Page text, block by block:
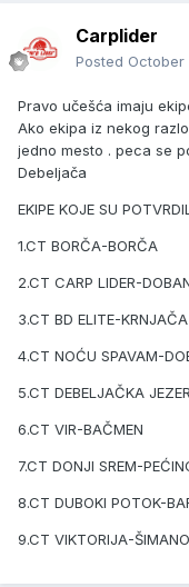
Carplider
Posted October
Pravo učešća imaju
Ako ekipa iz nekog
jedno mesto . peca se
Debeljača
EKIPE KOJE SU
1.CT BORČA-BORČA
2.CT CARP LIDER-
3.CT BD ELITE-KRNJAČA
4.CT NOĆU SPAVAM-
5.CT DEBELJAČKA
6.CT VIR-BAČMEN
7.CT DONJI SREM-
8.CT DUBOKI POTOK-
9.CT VIKTORIJA-